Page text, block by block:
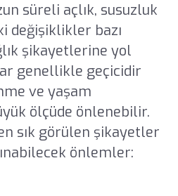
süreli açlık, susuzluk
değişiklikler bazı
şikayetlerine yol
genellikle geçicidir
ve yaşam
ölçüde önlenebilir.
sık görülen şikayetler
önlemler: